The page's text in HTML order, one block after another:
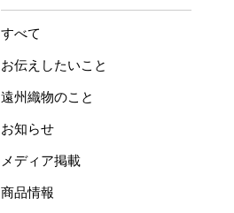
すべて
お伝えしたいこと
遠州織物のこと
お知らせ
メディア掲載
商品情報